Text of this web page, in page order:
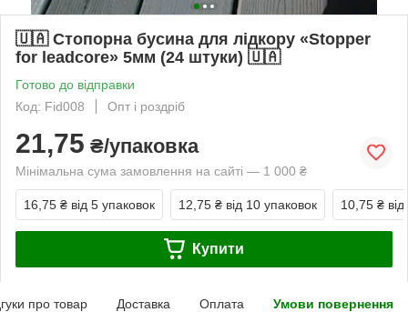
🇺🇦 Стопорна бусина для лідкору «Stopper
for leadcore» 5мм (24 штуки) 🇺🇦
Готово до відправки
Код: Fid008
Опт і роздріб
21,75 ₴/упаковка
Мінімальна сума замовлення на сайті — 1 000 ₴
16,75 ₴ від 5 упаковок 12,75 ₴ від 10 упаковок 10,75 ₴
Купити
про товар Доставка Оплата Умови повернення